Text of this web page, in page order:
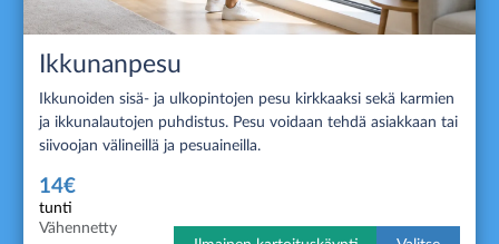
Ikkunanpesu
Ikkunoiden sisä- ja ulkopintojen pesu kirkkaaksi sekä karmien
ja ikkunalautojen puhdistus. Pesu voidaan tehdä asiakkaan tai
siivoojan välineillä ja pesuaineilla.
14€
tunti
Vähennetty